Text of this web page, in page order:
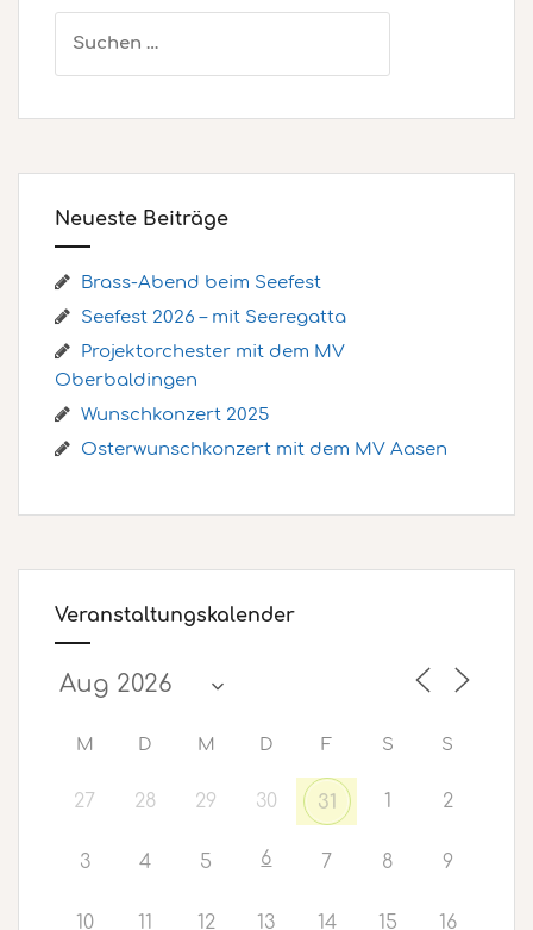
nach:
Neueste Beiträge
Brass-Abend beim Seefest
Seefest 2026 – mit Seeregatta
Projektorchester mit dem MV
Oberbaldingen
Wunschkonzert 2025
Osterwunschkonzert mit dem MV Aasen
Veranstaltungskalender
M D M D F S S
27 28 29 30 31 1 2
3 4 5 6 7 8 9
10 11 12 13 14 15 16